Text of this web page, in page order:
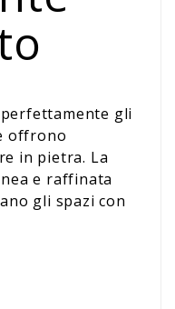
gli
offrono
in pietra. La
e raffinata
gli spazi con